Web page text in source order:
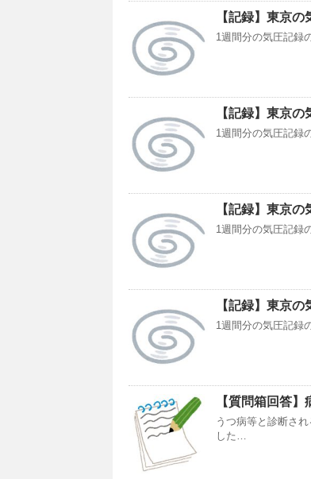
【記録】東京の
1週間分の気圧記録
【記録】東京の
1週間分の気圧記録
【記録】東京の
1週間分の気圧記録
【記録】東京の
1週間分の気圧記録
【質問箱回答
うつ病等と診断さ
した…